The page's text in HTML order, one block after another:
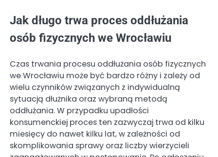
Jak długo trwa proces oddłużania
osób fizycznych we Wrocławiu
Czas trwania procesu oddłużania osób fizycznych
we Wrocławiu może być bardzo różny i zależy od
wielu czynników związanych z indywidualną
sytuacją dłużnika oraz wybraną metodą
oddłużania. W przypadku upadłości
konsumenckiej proces ten zazwyczaj trwa od kilku
miesięcy do nawet kilku lat, w zależności od
skomplikowania sprawy oraz liczby wierzycieli